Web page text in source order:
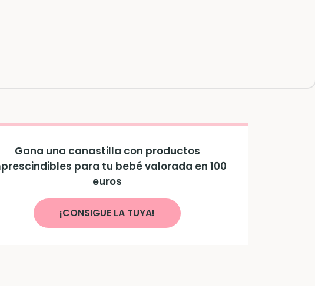
Gana una canastilla con productos
para tu bebé valorada en 100
euros
¡CONSIGUE LA TUYA!